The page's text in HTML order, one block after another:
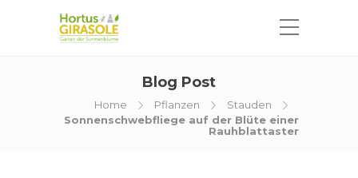
Blog Post
Home Pflanzen
Stauden
Sonnenschwebfliege auf der Blüte einer
Rauhblattaster